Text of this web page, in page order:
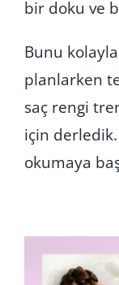
bir doku ve
Bunu
planlarken
saç rengi
için
okumaya